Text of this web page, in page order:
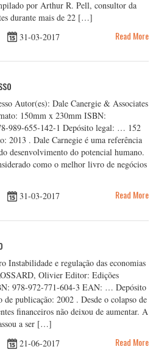
por Arthur R. Pell, consultor da
durante mais de 22 […]
31-03-2017 Read More
Autor(es): Dale Canergie & Associates
150mm x 230mm ISBN:
989-655-142-1 Depósito legal: … 152
2013 . Dale Carnegie é uma referência
desenvolvimento do potencial humano.
como o melhor livro de negócios
31-03-2017 Read More
Instabilidade e regulação das economias
Olivier Editor: Edições
978-972-771-604-3 EAN: … Depósito
publicação: 2002 . Desde o colapso de
financeiros não deixou de aumentar. A
a ser […]
21-06-2017 Read More